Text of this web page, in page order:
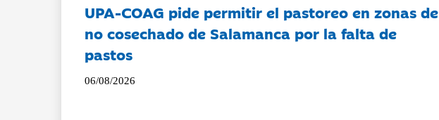
UPA-COAG pide permitir el pastoreo en zonas de
no cosechado de Salamanca por la falta de
pastos
06/08/2026